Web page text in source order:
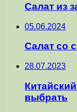
Салат из
05.06.2024
Салат со
28.07.2023
выбрать